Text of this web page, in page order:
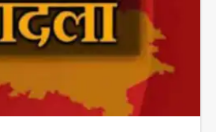
इसके मायने
Kumar
Noida (Badalpur):
लदा कैंटर अनियंत्रित होकर घुसा
दुकान में , ड्राइवर की मौत